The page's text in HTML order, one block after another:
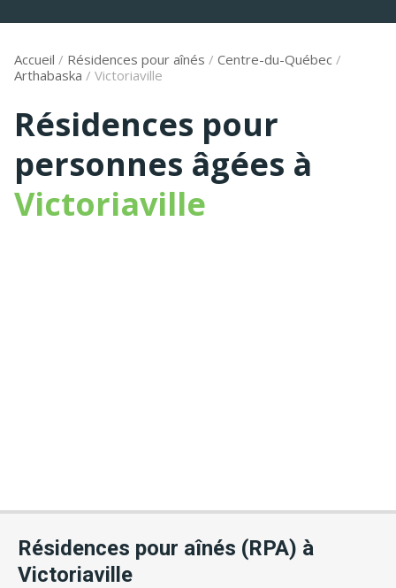
Accueil / Résidences pour aînés / Centre-du-Québec /
Arthabaska / Victoriaville
Résidences pour
personnes âgées à
Victoriaville
Résidences pour aînés (RPA) à
Victoriaville